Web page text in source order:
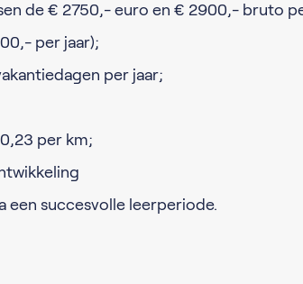
de € 2750,- euro en € 2900,- bruto
per jaar);
per jaar;
per km;
een succesvolle leerperiode.